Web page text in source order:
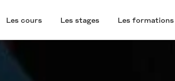
Les cours Les stages Les formations